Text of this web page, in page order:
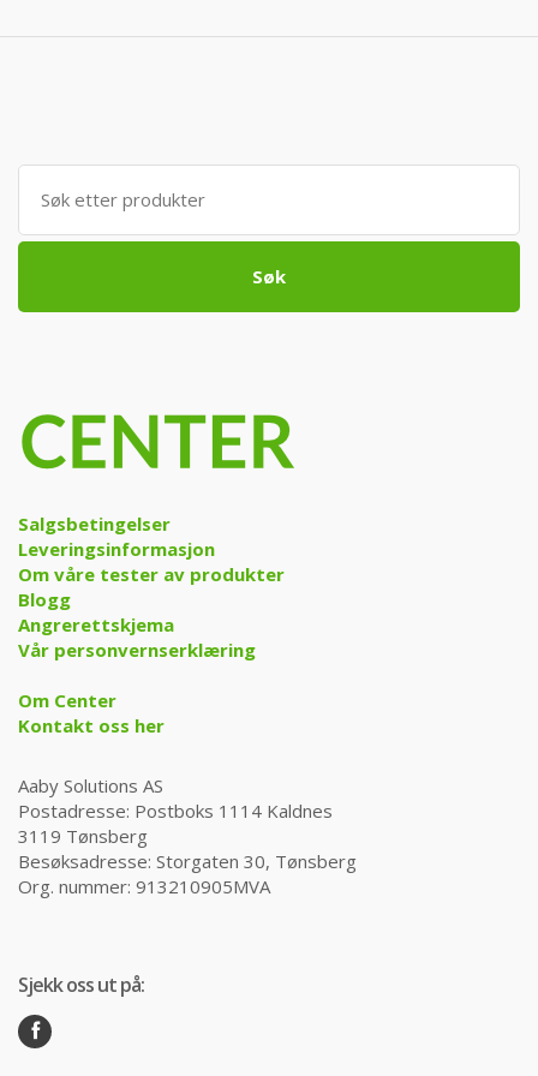
2
2
Søk
etter:
Søk
Salgsbetingelser
Leveringsinformasjon
Om våre tester av produkter
Blogg
Angrerettskjema
Vår personvernserklæring
Om Center
Kontakt oss her
Aaby Solutions AS
Postadresse: Postboks 1114 Kaldnes
3119 Tønsberg
Besøksadresse: Storgaten 30, Tønsberg
Org. nummer: 913210905MVA
Sjekk oss ut på: